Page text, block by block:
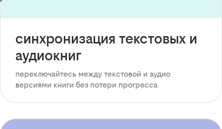
синхронизация текстовых и
аудиокниг
переключайтесь между текстовой и аудио
версиями книги без потери прогресса